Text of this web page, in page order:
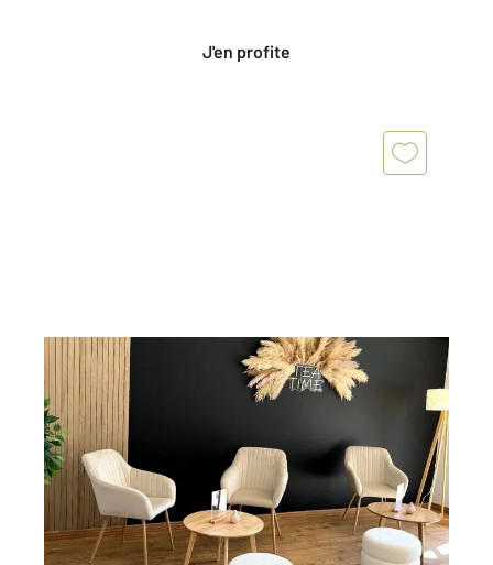
J'en profite
ST CYPRIEN 66
64,26 m
Ref : 4452
Appartement Local à vendre
114 900 €
ST CYPRIEN PORT ! LOT DE DEUX LOCAUX